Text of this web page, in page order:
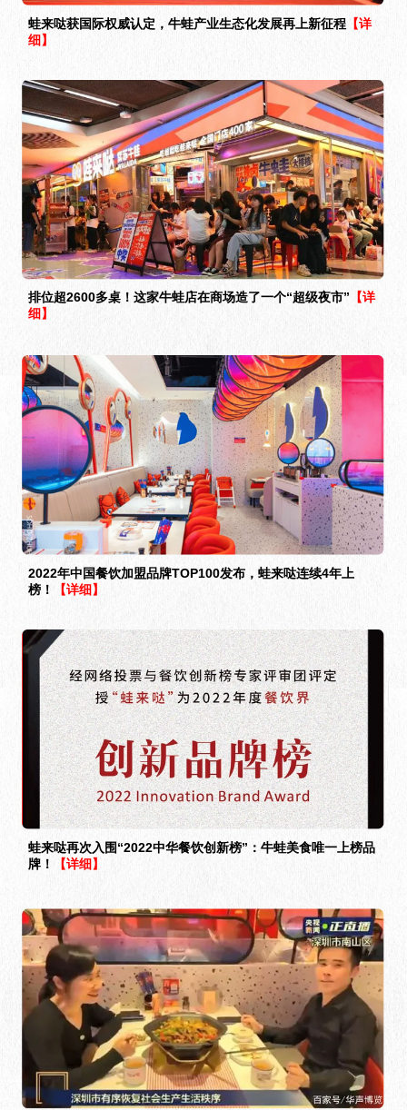
蛙来哒获国际权威认定，牛蛙产业生态化发展再上新征程 【详
细】
排位超2600多桌！这家牛蛙店在商场造了一个“超级夜市” 【详
细】
2022年中国餐饮加盟品牌TOP100发布，蛙来哒连续4年上
榜！
【详细】
蛙来哒再次入围“2022中华餐饮创新榜”：牛蛙美食唯一上榜品
牌！
【详细】